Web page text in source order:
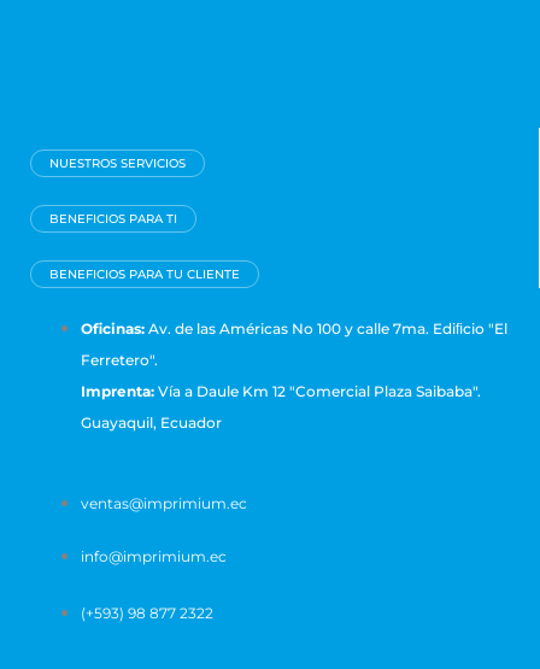
NUESTROS SERVICIOS
BENEFICIOS PARA TI
BENEFICIOS PARA TU CLIENTE
Oficinas: Av. de las Américas No 100 y calle 7ma. Ediﬁcio "El
Ferretero".
Imprenta: Vía a Daule Km 12 "Comercial Plaza Saibaba".
Guayaquil, Ecuador
ventas@imprimium.ec
info@imprimium.ec
(+593) 98 877 2322